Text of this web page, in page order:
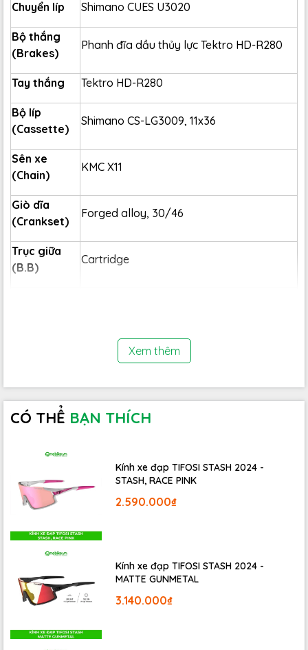
Chuyển líp Shimano CUES U3020
Bộ thắng
(Brakes)
Phanh đĩa dầu thủy lực Tektro HD-R280
Tay thắng Tektro HD-R280
Bộ líp
(Cassette)
Shimano CS-LG3009, 11x36
Sên xe
(Chain)
KMC X11
Giò dĩa
(Crankset)
Forged alloy, 30/46
Trục giữa
(B.B)
Cartridge
Giant S-X2, puncture protect, 700x38c
(Chống đâm thủng)
Xem thêm
CÓ THỂ BẠN THÍCH
Kính xe đạp TIFOSI STASH 2024 -
STASH, RACE PINK
2.590.000₫
Kính xe đạp TIFOSI STASH 2024 -
MATTE GUNMETAL
3.140.000₫